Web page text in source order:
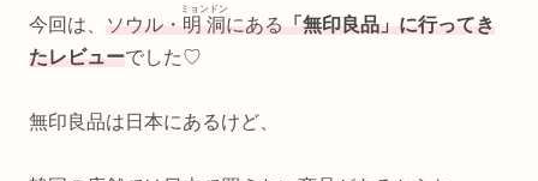
今回は、 ソウル・明洞
ミョンドン
にある「無印良品」に行ってき
たレビューでした♡
無印良品は日本にあるけど、